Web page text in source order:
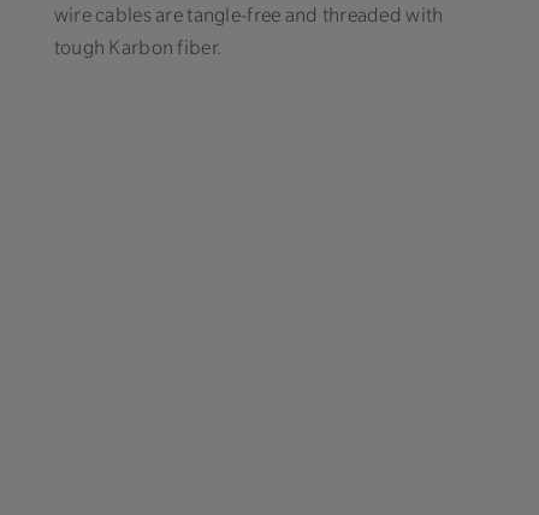
wire cables are tangle-free and threaded with
tough Karbon fiber.